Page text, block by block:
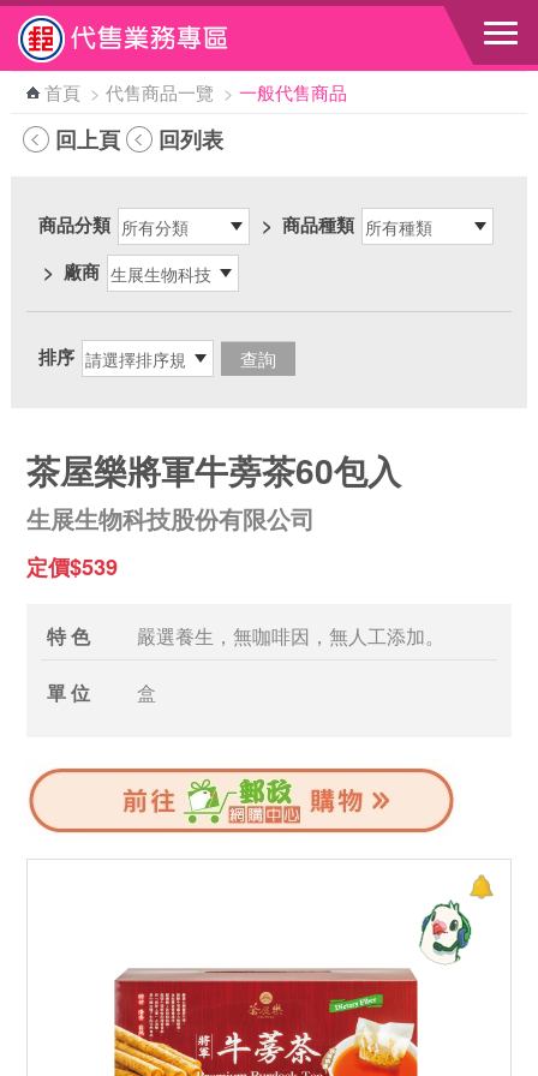
跳到主要內容區塊
首頁 > 代售商品一覽 > 一般代售商品
回上頁 回列表
商品分類 > 商品種類
> 廠商
排序
茶屋樂將軍牛蒡茶60包入
生展生物科技股份有限公司
定價$539
特 色 嚴選養生，無咖啡因，無人工添加。
單 位 盒